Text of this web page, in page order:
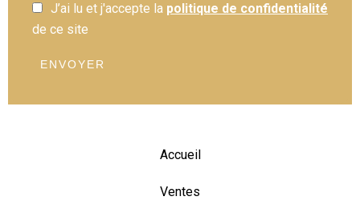
J’ai lu et j'accepte la politique de confidentialité
de ce site
ENVOYER
Accueil
Ventes